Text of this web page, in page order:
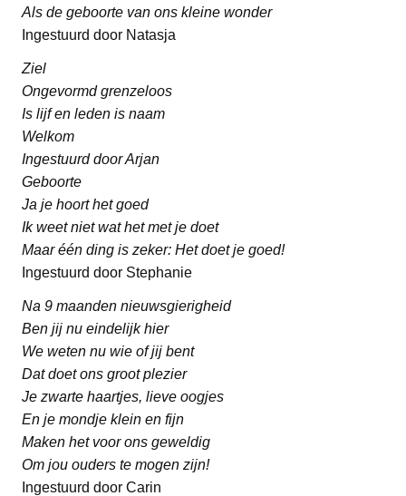
Als de geboorte van ons kleine wonder
Ingestuurd door Natasja
Ziel
Ongevormd grenzeloos
Is lijf en leden is naam
Welkom
Ingestuurd door Arjan
Geboorte
Ja je hoort het goed
Ik weet niet wat het met je doet
Maar één ding is zeker: Het doet je goed!
Ingestuurd door Stephanie
Na 9 maanden nieuwsgierigheid
Ben jij nu eindelijk hier
We weten nu wie of jij bent
Dat doet ons groot plezier
Je zwarte haartjes, lieve oogjes
En je mondje klein en fijn
Maken het voor ons geweldig
Om jou ouders te mogen zijn!
Ingestuurd door Carin